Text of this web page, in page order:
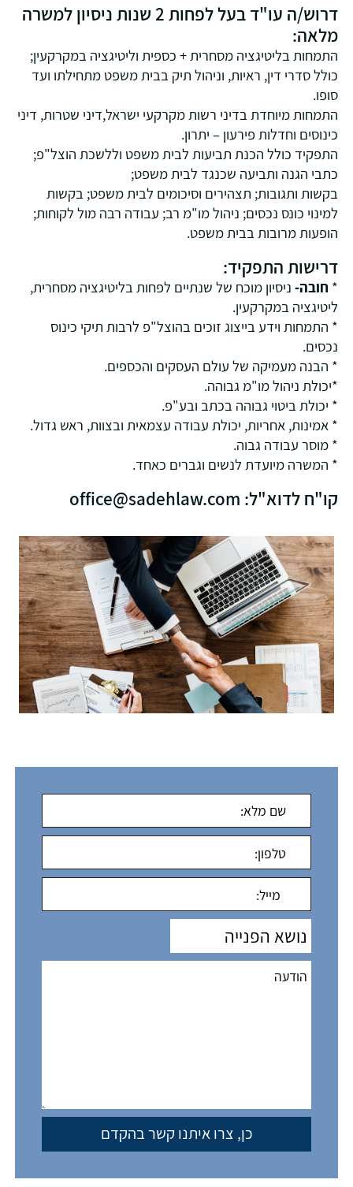
דרוש/ה עו"ד בעל לפחות 2 שנות ניסיון למשרה
מלאה:
התמחות בליטיגציה מסחרית + כספית וליטיגציה במקרקעין;
כולל סדרי דין, ראיות, וניהול תיק בבית משפט מתחילתו ועד
סופו.
התמחות מיוחדת בדיני רשות מקרקעי ישראל,דיני שטרות, דיני
כינוסים וחדלות פירעון – יתרון.
התפקיד כולל הכנת תביעות לבית משפט וללשכת הוצל"פ;
כתבי הגנה ותביעה שכנגד לבית משפט;
בקשות ותגובות; תצהירים וסיכומים לבית משפט; בקשות
למינוי כונס נכסים; ניהול מו"מ רב; עבודה רבה מול לקוחות;
הופעות מרובות בבית משפט.
דרישות התפקיד:
* חובה- ניסיון מוכח של שנתיים לפחות בליטיגציה מסחרית,
ליטיגציה במקרקעין.
* התמחות וידע בייצוג זוכים בהוצל"פ לרבות תיקי כינוס
נכסים.
* הבנה מעמיקה של עולם העסקים והכספים.
*יכולת ניהול מו"מ גבוהה.
* יכולת ביטוי גבוהה בכתב ובע"פ.
* אמינות, אחריות, יכולת עבודה עצמאית ובצוות, ראש גדול.
* מוסר עבודה גבוה.
* המשרה מיועדת לנשים וגברים כאחד.
קו"ח לדוא"ל: office@sadehlaw.com